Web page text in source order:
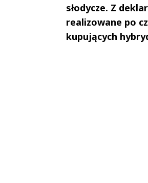
słodycze. Z
realizowane po
kupujących
Andrzej i Marta
Sterniccy